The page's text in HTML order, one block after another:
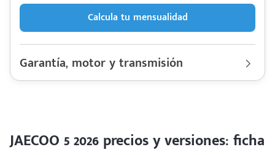
Calcula tu mensualidad
Garantía, motor y transmisión
Colores disponibles
JAECOO 5 2026 precios y versiones: ficha